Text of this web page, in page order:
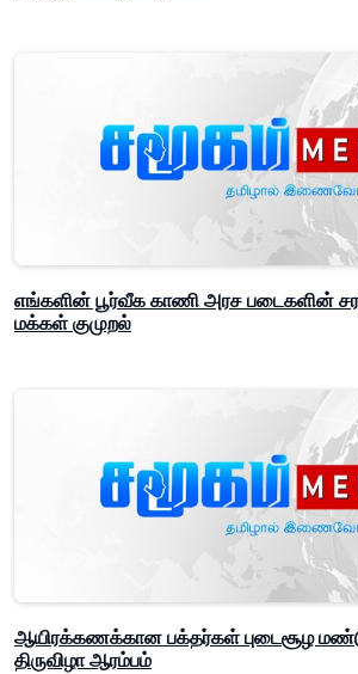
எங்களின் பூர்வீக காணி அரச படைகளின்
மக்கள் குமுறல்
ஆயிரக்கணக்கான பக்தர்கள் புடைசூழ
திருவிழா ஆரம்பம்